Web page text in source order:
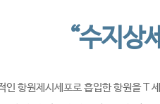
“수지상
항원제시세포로 흡입한 항원을 T